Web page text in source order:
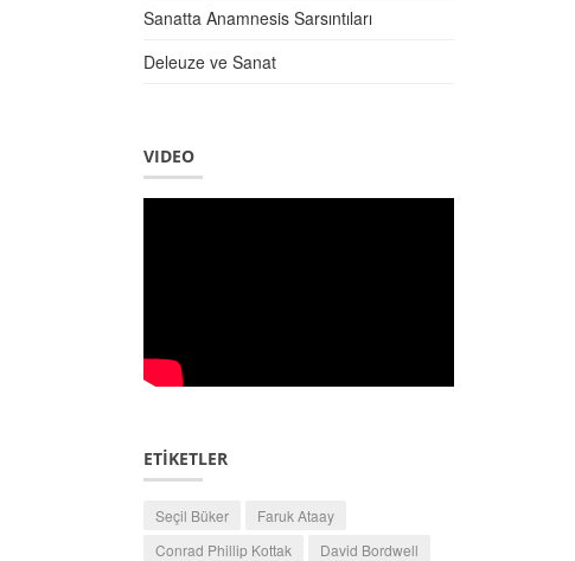
Sanatta Anamnesis Sarsıntıları
Deleuze ve Sanat
VIDEO
ETİKETLER
Seçil Büker
Faruk Ataay
Conrad Phillip Kottak
David Bordwell